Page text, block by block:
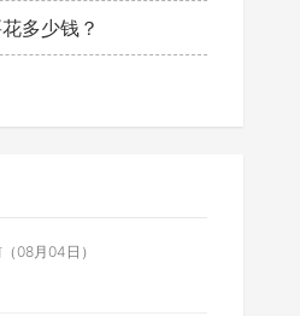
多少钱？
08月04日）